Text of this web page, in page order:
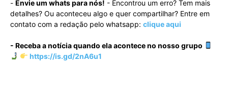
- Envie um whats para nós! - Encontrou um erro? Tem mais
detalhes? Ou aconteceu algo e quer compartilhar? Entre em
contato com a redação pelo whatsapp: clique aqui
- Receba a notícia quando ela acontece no nosso grupo
https://is.gd/2nA6u1